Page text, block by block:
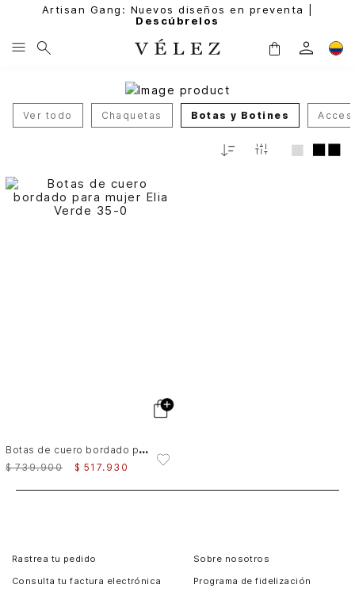
Artisan Gang: Nuevos diseños en preventa |
Descúbrelos
Ver todo Chaquetas Botas y Botines
Relevancia
B
otas de cuero bordado para mujer Elia
$ 739.900 $ 517. 930
Rastrea tu pedido
Consulta tu factura electrónica
Sobre nosotros
Programa de fidelización